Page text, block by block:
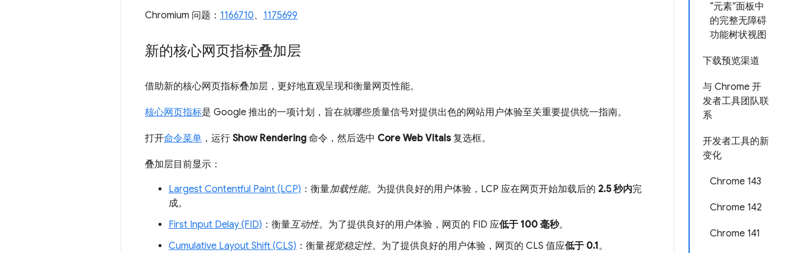
“元素”面板中
的完整无障碍
功能树状视图
下载预览渠道
与 Chrome 开
发者工具团队联
系
开发者工具的新
变化
Chrome 143
Chrome 142
Chrome 141
Chromium 问题： 1166710、 1175699
新的核心网页指标叠加层
借助新的核心网页指标叠加层，更好地直观呈现和衡量网页性能。
核心网页指标是 Google 推出的一项计划，旨在就哪些质量信号对提供出色的网站用户体验至关重要提供统一指南。
打开命令菜单 ，运行 Show Rendering 命令，然后选中 Core Web Vitals复选框。
叠加层目前显示：
Largest Contentful Paint (LCP) ：衡量加载性能。为提供良好的用户体验，LCP 应在网页开始加载后的 2.5 秒内完
成。
First Input Delay (FID) ：衡量互动性。为了提供良好的用户体验，网页的 FID 应低于 100 毫秒。
Cumulative Layout Shift (CLS) ：衡量视觉稳定性。为了提供良好的用户体验，网页的 CLS 值应低于 0.1。